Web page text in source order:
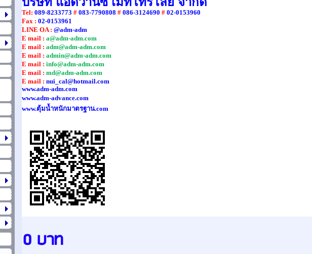
Tel: 089-8233773 # 083-7790808 # 086-3124690 # 02-0153960
Fax : 02-0153961
LINE OA : @adm-adm
E mail : a@adm-adm.com
E mail : adm@adm-adm.com
E mail : admin@adm-adm.com
E mail : info@adm-adm.com
E mail : md@adm-adm.com
E mail : nui_cal@hotmail.com
www.adm-adm.com
www.adm-advance.com
www.ตุ้มน้ำหนักมาตรฐาน.com
0 บาท